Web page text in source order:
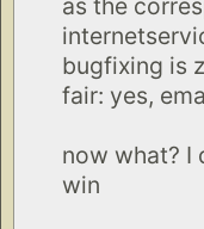
as the
bugfixing is
fair: yes,
now what? I
win